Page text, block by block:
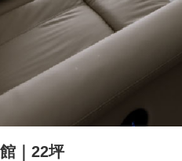
｜22坪